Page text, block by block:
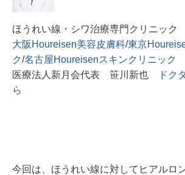
ほうれい線・シワ治療専門クリニック
大阪Houreisen美容皮膚科/東京
ク/名古屋Houreisenスキンクリニック
医療法人新月会代表 笹川新也
ドク
ら
今回は、ほうれい線に対してヒアルロ